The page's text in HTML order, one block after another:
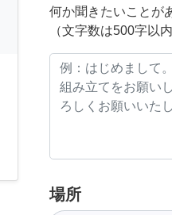
何か聞きたいことが
（文字数は500字以内
場所